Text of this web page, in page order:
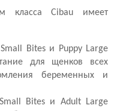
класса Cibau имеет
Bites и Puppy Large
для щенков всех
беременных и
Bites и Adult Large